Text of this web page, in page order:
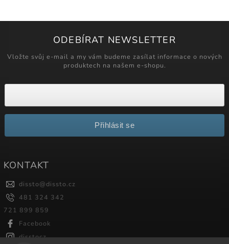
ODEBÍRAT NEWSLETTER
Vložte svůj e-mail a my vám budeme zasílat informace o nových
produktech na našem e-shopu.
Přihlásit se
KONTAKT
dissto@dissto.cz
481 324 342
721 899 859
Facebook
disstocz